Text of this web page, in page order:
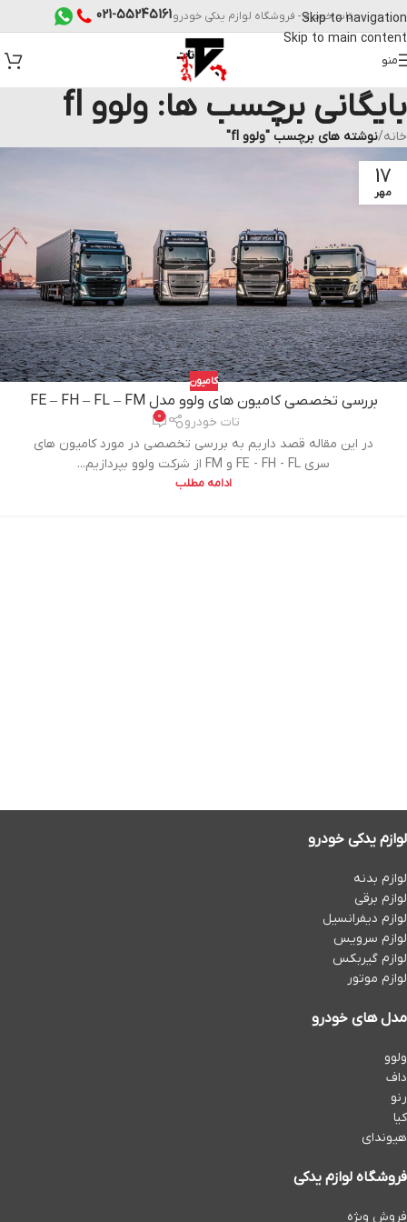
Skip to navigation
Skip to main content
تات خودرو - فروشگاه لوازم یدکی خودرو021-55245161
منو
بایگانی برچسب ها: ولوو fl
خانه/نوشته های برچسب "ولوو fl"
17
مهر
کامیون
بررسی تخصصی کامیون های ولوو مدل FE – FH – FL – FM
تات خودرو 0
در این مقاله قصد داریم به بررسی تخصصی در مورد کامیون های
سری FE - FH - FL و FM از شرکت ولوو بپردازیم...
ادامه مطلب
لوازم یدکی خودرو
لوازم بدنه
لوازم برقی
لوازم دیفرانسیل
لوازم سرویس
لوازم گیربکس
لوازم موتور
مدل های خودرو
ولوو
داف
رنو
کیا
هیوندای
فروشگاه لوازم یدکی
فروش ویژه